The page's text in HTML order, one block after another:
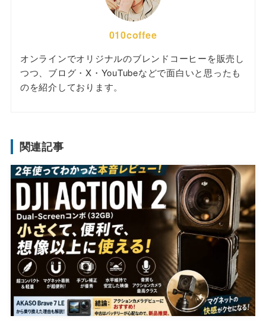
010coffee
オンラインでオリジナルのブレンドコーヒーを販売し
つつ、ブログ・X・YouTubeなどで面白いと思ったも
のを紹介しております。
関連記事